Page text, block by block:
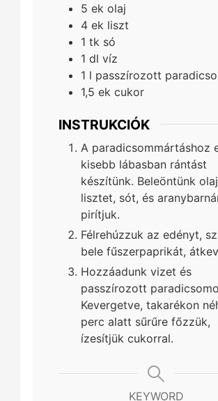
5 ek olaj
4 ek liszt
1 tk só
1 dl víz
1 l passzírozott
1,5 ek cukor
INSTRUKCIÓK
A paradicsommártáshoz
kisebb lábasban rántást
készítünk. Beleöntünk
lisztet, sót, és
pirítjuk.
Félrehúzzuk az edényt,
bele fűszerpaprikát,
Hozzáadunk vizet és
passzírozott
Kevergetve, takarékon
perc alatt sűrűre főzzük,
ízesítjük cukorral.
KEYWORD